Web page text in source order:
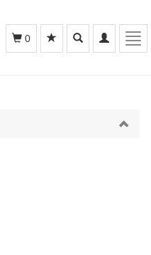
Toggle
navigation
Toggle
search
0